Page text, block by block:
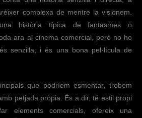
complexa de mentre la visionem.
història típica de fantasmes o
ara al cinema comercial, però no ho
senzilla, i és una bona pel·lícula de
que podríem esmentar, trobem
petjada pròpia. És a dir, té estil propi
elements comercials, ofereix una